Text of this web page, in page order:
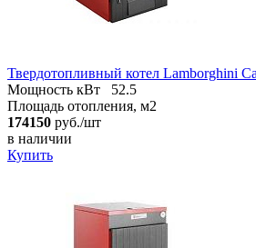
Твердотопливный котел Lamborghini
Мощность кВт
52.5
Площадь отопления, м2
174150 руб./шт
в наличии
Купить